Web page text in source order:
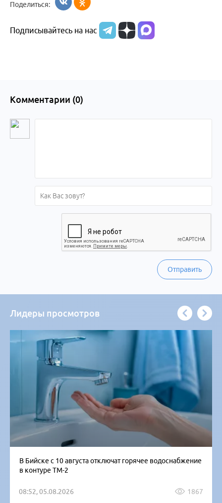
Поделиться:
Подписывайтесь на нас
Комментарии (0)
Отправить
Лидеры просмотров
В Бийске с 10 августа отключат горячее водоснабжение
в контуре ТМ-2
08:52, 05.08.2026 1867